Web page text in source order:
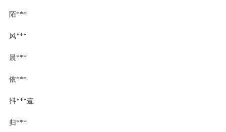
陌***
风***
晨***
依***
抖***壹
归***